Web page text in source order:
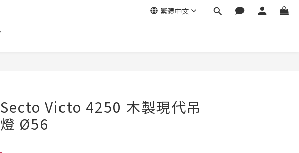
繁體中文
Secto Victo 4250 木製現代吊
燈 Ø56